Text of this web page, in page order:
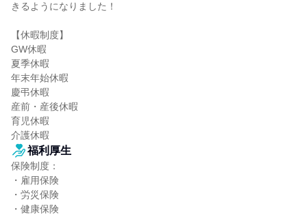
きるようになりました！
【休暇制度】
GW休暇
夏季休暇
年末年始休暇
慶弔休暇
産前・産後休暇
育児休暇
介護休暇
福利厚生
保険制度：
・雇用保険
・労災保険
・健康保険